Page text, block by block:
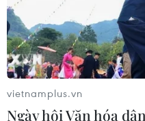
CƠ QUAN CHỦ QUẢN: THÔNG TẤN
Tổng Biên tập: TRẦN
vietnamplus.vn
Ngày hội Văn hóa